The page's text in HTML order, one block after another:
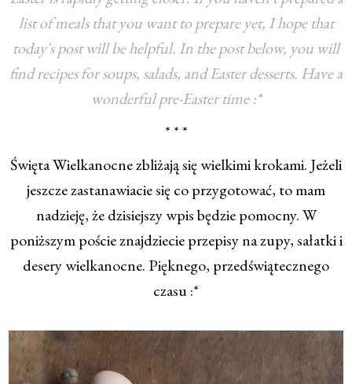
list of meals that you want to prepare yet, I hope that
today's post will be helpful. In the post below, you will
find recipes for soups, salads, and Easter desserts. Have a
wonderful pre-Easter time :*
* * *
Święta Wielkanocne zbliżają się wielkimi krokami. Jeżeli
jeszcze zastanawiacie się co przygotować, to mam
nadzieję, że dzisiejszy wpis będzie pomocny. W
poniższym poście znajdziecie przepisy na zupy, sałatki i
desery wielkanocne. Pięknego, przedświątecznego
czasu :*